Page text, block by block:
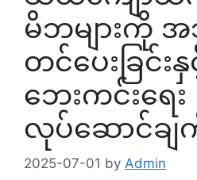
မိဘများကို
တင်ပေးခြင်း
ဘေးကင်းရေး
လုပ်ဆောင်ချက်
2025-07-01 by Admin